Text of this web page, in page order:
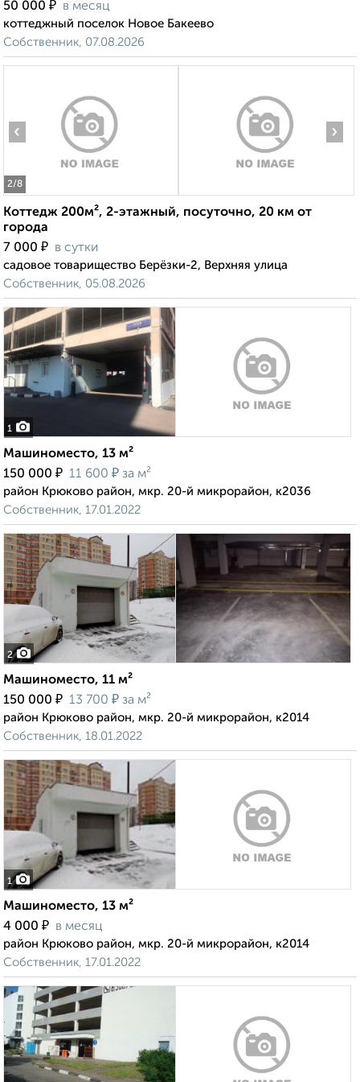
50 000 ₽ в месяц
коттеджный поселок Новое Бакеево
Собственник, 07.08.2026
2/8
‹ ›
Коттедж 200м², 2-этажный, посуточно, 20 км от
города
7 000 ₽ в сутки
садовое товарищество Берёзки-2, Верхняя улица
Собственник, 05.08.2026
1
Машиноместо, 13 м²
150 000 ₽ 11 600 ₽ за м²
район Крюково район, мкр. 20-й микрорайон, к2036
Собственник, 17.01.2022
2
Машиноместо, 11 м²
150 000 ₽ 13 700 ₽ за м²
район Крюково район, мкр. 20-й микрорайон, к2014
Собственник, 18.01.2022
1
Машиноместо, 13 м²
4 000 ₽ в месяц
район Крюково район, мкр. 20-й микрорайон, к2014
Собственник, 17.01.2022